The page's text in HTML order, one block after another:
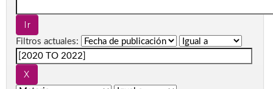
Filtros actuales: